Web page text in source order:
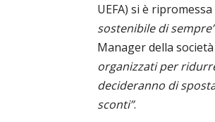
UEFA) si è
sostenibile di sempre”
Manager della
organizzati per
decideranno di
sconti”.